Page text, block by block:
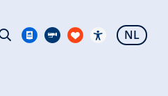
NL